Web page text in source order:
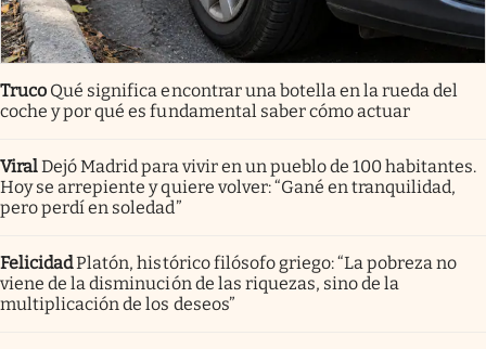
Truco Qué significa encontrar una botella en la rueda del
coche y por qué es fundamental saber cómo actuar
ViralDejó Madrid para vivir en un pueblo de 100 habitantes.
Hoy se arrepiente y quiere volver: “Gané en tranquilidad,
pero perdí en soledad”
FelicidadPlatón, histórico filósofo griego: “La pobreza no
viene de la disminución de las riquezas, sino de la
multiplicación de los deseos”